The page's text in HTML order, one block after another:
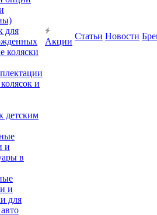
для
коляски
и
детским
и
в
и
для
Акции
Статьи Новости